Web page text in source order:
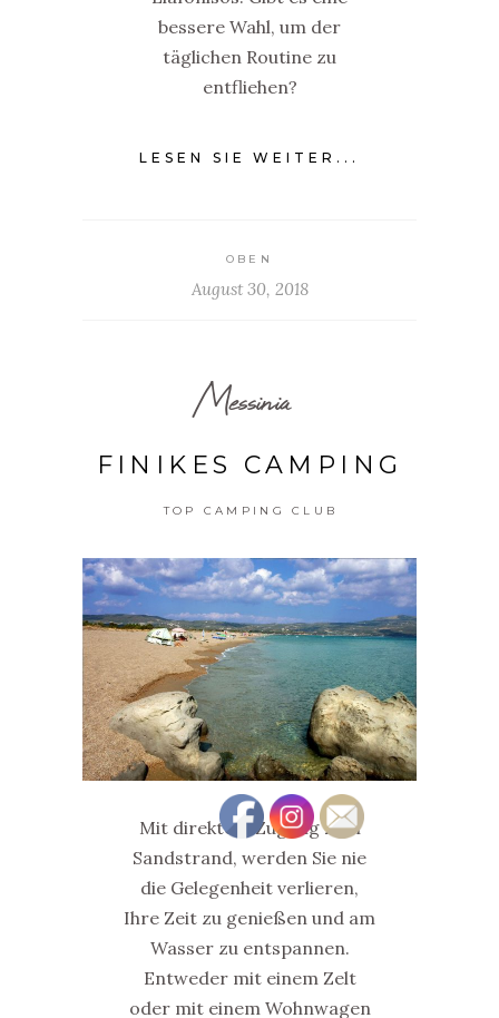
bessere Wahl, um der
täglichen Routine zu
entfliehen?
LESEN SIE WEITER...
OBEN
August 30, 2018
Messinia
FINIKES CAMPING
TOP CAMPING CLUB
Mit direktem Zugang zum
Sandstrand, werden Sie nie
die Gelegenheit verlieren,
Ihre Zeit zu genießen und am
Wasser zu entspannen.
Entweder mit einem Zelt
oder mit einem Wohnwagen